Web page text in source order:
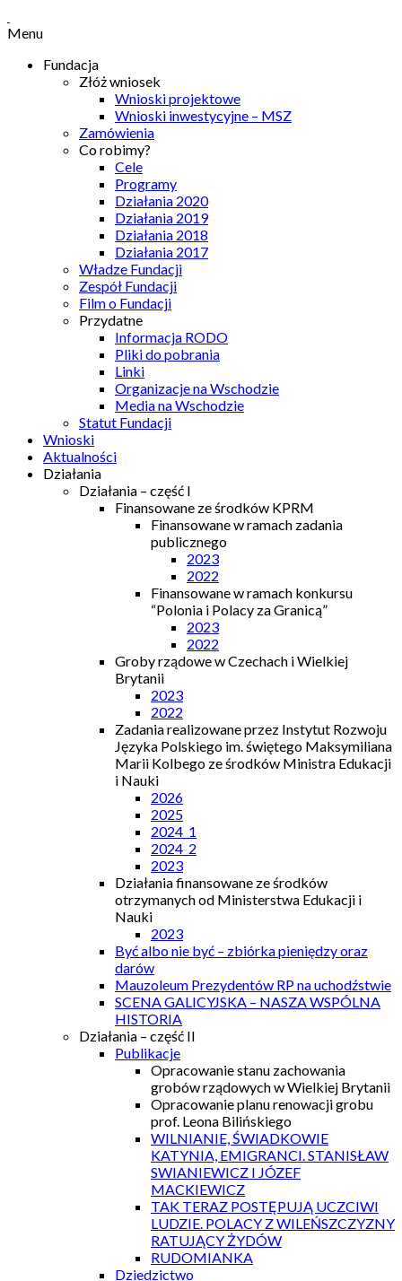
Menu
Fundacja
Złóż wniosek
Wnioski projektowe
Wnioski inwestycyjne – MSZ
Zamówienia
Co robimy?
Cele
Programy
Działania 2020
Działania 2019
Działania 2018
Działania 2017
Władze Fundacji
Zespół Fundacji
Film o Fundacji
Przydatne
Informacja RODO
Pliki do pobrania
Linki
Organizacje na Wschodzie
Media na Wschodzie
Statut Fundacji
Wnioski
Aktualności
Działania
Działania – część I
Finansowane ze środków KPRM
Finansowane w ramach zadania
publicznego
2023
2022
Finansowane w ramach konkursu
“Polonia i Polacy za Granicą”
2023
2022
Groby rządowe w Czechach i Wielkiej
Brytanii
2023
2022
Zadania realizowane przez Instytut Rozwoju
Języka Polskiego im. świętego Maksymiliana
Marii Kolbego ze środków Ministra Edukacji
i Nauki
2026
2025
2024_1
2024_2
2023
Działania finansowane ze środków
otrzymanych od Ministerstwa Edukacji i
Nauki
2023
Być albo nie być – zbiórka pieniędzy oraz
darów
Mauzoleum Prezydentów RP na uchodźstwie
SCENA GALICYJSKA – NASZA WSPÓLNA
HISTORIA
Działania – część II
Publikacje
Opracowanie stanu zachowania
grobów rządowych w Wielkiej Brytanii
Opracowanie planu renowacji grobu
prof. Leona Bilińskiego
WILNIANIE, ŚWIADKOWIE
KATYNIA, EMIGRANCI. STANISŁAW
SWIANIEWICZ I JÓZEF
MACKIEWICZ
TAK TERAZ POSTĘPUJĄ UCZCIWI
LUDZIE. POLACY Z WILEŃSZCZYZNY
RATUJĄCY ŻYDÓW
RUDOMIANKA
Dziedzictwo